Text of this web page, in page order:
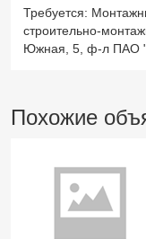
Требуется:
строительно-
Южная, 5, ф-л ПАО
Похожие